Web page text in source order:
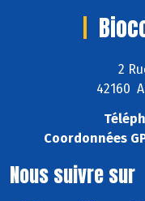
2
42160
Coordonnées
Nous suivre sur